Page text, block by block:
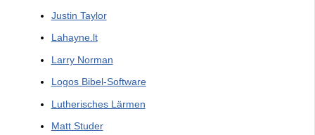
Justin Taylor
Lahayne.lt
Larry Norman
Logos Bibel-Software
Lutherisches Lärmen
Matt Studer